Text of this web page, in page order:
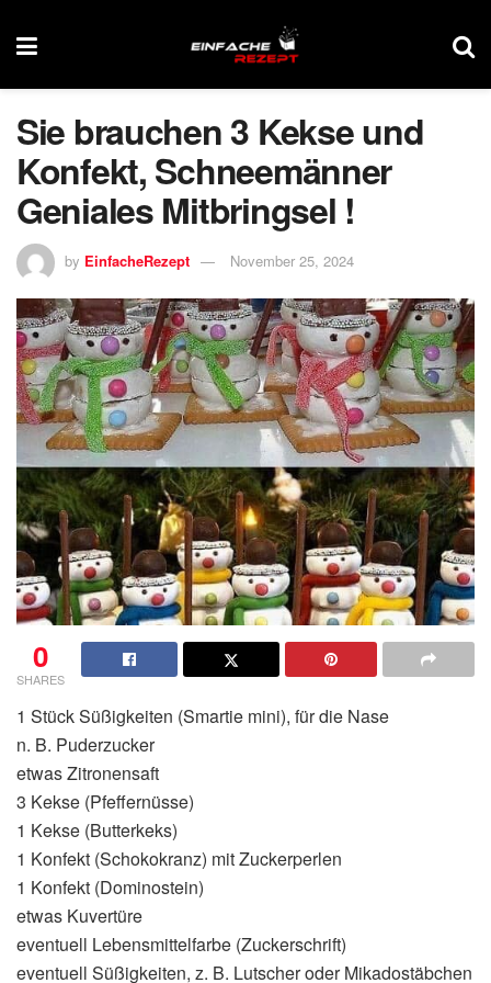
Sie brauchen 3 Kekse und
Konfekt, Schneemänner
Geniales Mitbringsel !
by EinfacheRezept November 25, 2024
0
SHARES
1 Stück Süßigkeiten (Smartie mini), für die Nase
n. B. Puderzucker
etwas Zitronensaft
3 Kekse (Pfeffernüsse)
1 Kekse (Butterkeks)
1 Konfekt (Schokokranz) mit Zuckerperlen
1 Konfekt (Dominostein)
etwas Kuvertüre
eventuell Lebensmittelfarbe (Zuckerschrift)
eventuell Süßigkeiten, z. B. Lutscher oder Mikadostäbchen